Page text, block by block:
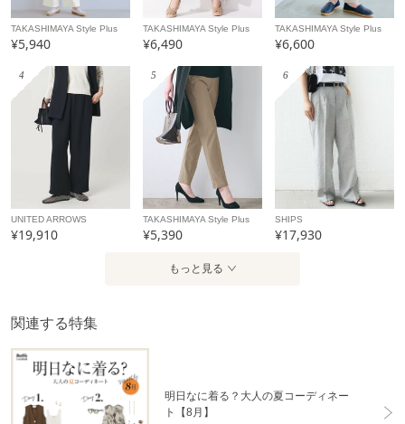
TAKASHIMAYA Style Plus
¥5,940
TAKASHIMAYA Style Plus
¥6,490
TAKASHIMAYA Style Plus
¥6,600
4
UNITED ARROWS
¥19,910
5
TAKASHIMAYA Style Plus
¥5,390
6
SHIPS
¥17,930
もっと見る
関連する特集
明日なに着る？大人の夏コーディネー
ト【8月】